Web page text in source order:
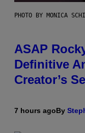
PHOTO BY MONICA
ASAP
Definitive
Creator’s
7 hours agoBy